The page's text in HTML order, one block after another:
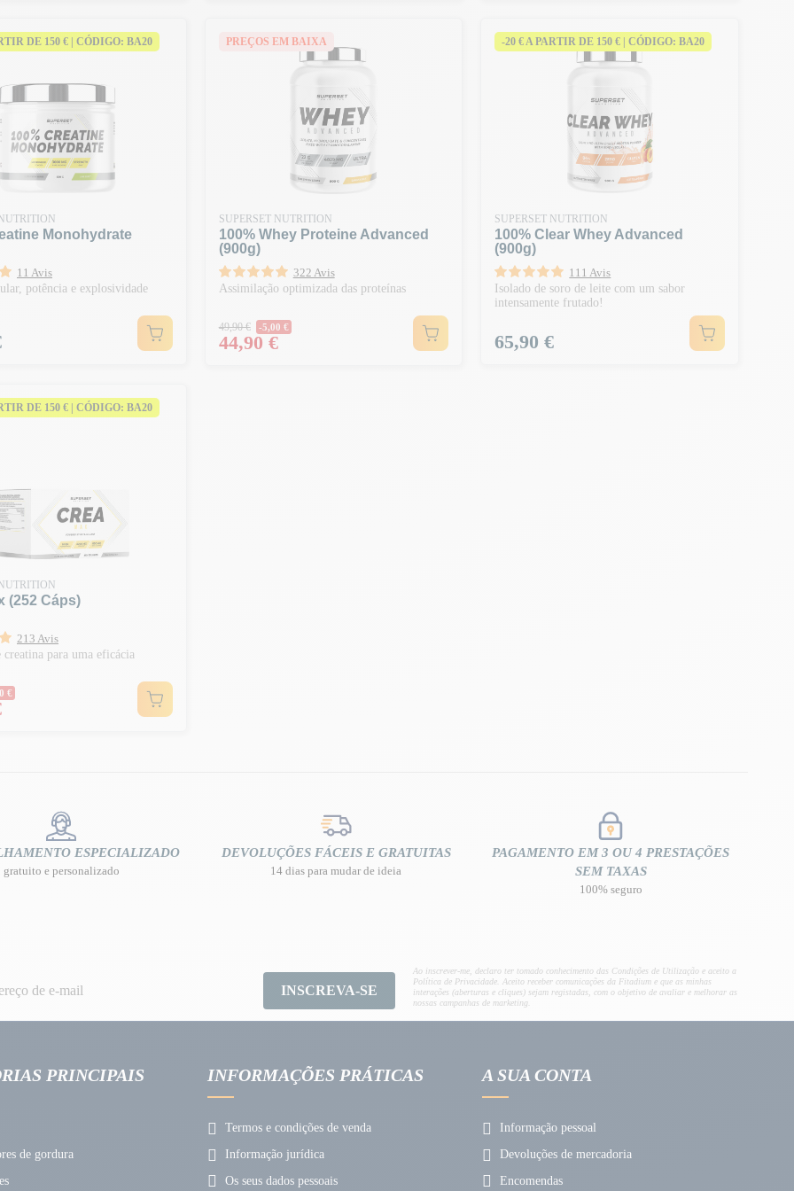
DE 150 € | CÓDIGO: BA20
Monohydrate
11 Avis
potência e explosividade
PREÇOS EM BAIXA
SUPERSET NUTRITION
100% Whey Proteine Advanced
(900g)
322 Avis
Assimilação optimizada das proteínas
Preço normal
49,90 € -5,00 €
Preço
44,90 €
-20 € A PARTIR DE 150 € | CÓDIGO: BA20
SUPERSET NUTRITION
100% Clear Whey Advanced
(900g)
111 Avis
Isolado de soro de leite com um sabor
intensamente frutado!
Preço
65,90 €
DE 150 € | CÓDIGO: BA20
(252 Cáps)
213 Avis
creatina para uma eficácia
€
ESPECIALIZADO
gratuito e personalizado
DEVOLUÇÕES FÁCEIS E GRATUITAS
14 dias para mudar de ideia
PAGAMENTO EM 3 OU 4 PRESTAÇÕES
SEM TAXAS
100% seguro
INSCREVA-SE
Ao inscrever-me, declaro ter tomado conhecimento das Condições de Utilização e aceito a
Política de Privacidade. Aceito receber comunicações da Fitadium e que as minhas
interações (aberturas e cliques) sejam registadas, com o objetivo de avaliar e melhorar as
nossas campanhas de marketing.
PRINCIPAIS
de gordura
INFORMAÇÕES PRÁTICAS
Termos e condições de venda
Informação jurídica
Os seus dados pessoais
A SUA CONTA
Informação pessoal
Devoluções de mercadoria
Encomendas